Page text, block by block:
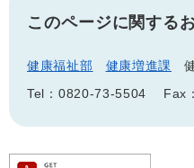
このページに関する
健康福祉部 健康増進課
Tel：0820-73-5504
Fax